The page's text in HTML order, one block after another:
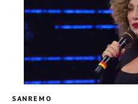
SANREMO